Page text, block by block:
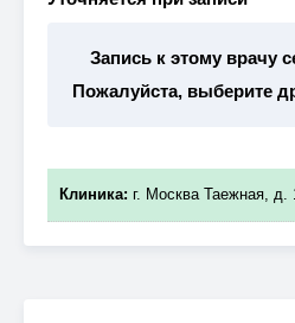
Запись к этому врачу
Пожалуйста, выберите
Клиника: г. Москва Таежная, д.